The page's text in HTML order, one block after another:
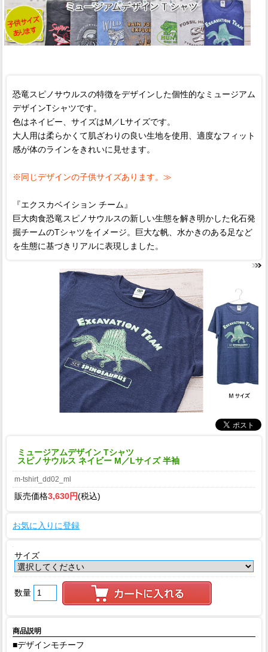
恐竜スピノサウルスの特徴をデザインした個性的なミュージアム
デザインTシャツです。
色はネイビー、サイズはM／Lサイズです。
大人用は柔らかくて肌ざわりの良い生地を使用、適度なフィット
感が体のラインをきれいに見せます。
※同じデザインの子供サイズあります。≫
『エクスカベイション チーム』
巨大肉食恐竜スピノサウルスの新しい生態を解き明かした化石発
掘チームのTシャツをイメージ。巨大な帆、水かきのある足など
を生態に基づきリアルに表現しました。
ミュージアムデザイン Tシャツ
スピノサウルス ネイビー M／Lサイズ 半袖
m-tshirt_dd02_ml
販売価格3,630円(税込)
お気に入りに登録
サイズ
数量
商品説明
■デザインモチーフ